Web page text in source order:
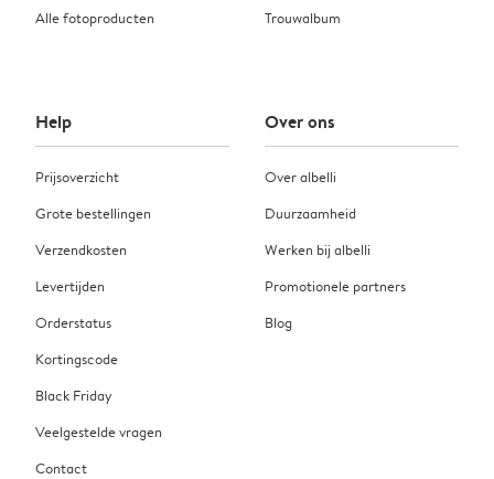
Alle fotoproducten
Trouwalbum
Help
Prijsoverzicht
Grote bestellingen
Verzendkosten
Levertijden
Orderstatus
Kortingscode
Black Friday
Veelgestelde vragen
Contact
Over ons
Over albelli
Duurzaamheid
Werken bij albelli
Promotionele partners
Blog